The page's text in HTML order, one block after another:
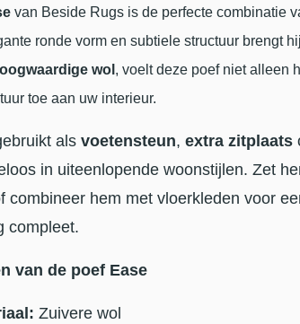
van Beside Rugs is de perfecte combinatie
ronde vorm en subtiele structuur brengt
wol , voelt deze poef niet alleen
toe aan uw interieur.
als voetensteun, extra zitplaats
in uiteenlopende woonstijlen. Zet
combineer hem met vloerkleden voor
compleet.
van de poef Ease
Zuivere wol